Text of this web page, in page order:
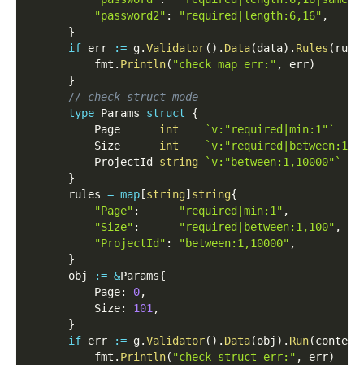
"password2" : "required|length:6,16" ,
}
if err := g.Validator( ) . Data(data) . Rules (
          fmt
. Println( "check map err:" , err)
}
// check struct mode
type Params struct
{
          Page
int
`v:"required|min:1"`
          Size
int
          ProjectId
string
`v:"between:1,10000"`
}
      rules
= map [string] string{
"Page" : "required|min:1" ,
"Size" : "required|between:1,100" ,
"ProjectId" : "between:1,10000" ,
}
      obj
:= &Params{
          Page
: 0,
          Size
: 101,
}
if err := g.Validator( ) . Data(obj ) . Run(context
          fmt
. Println( "check struct err:" , err)